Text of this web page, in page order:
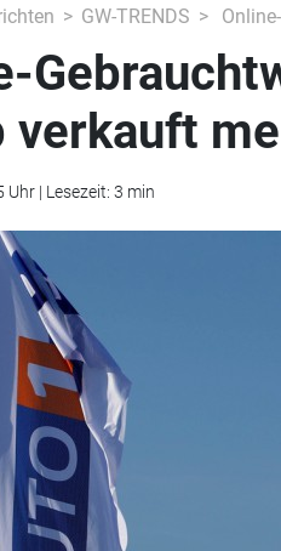
GW-TRENDS
verkauft
| Lesezeit: 3 min